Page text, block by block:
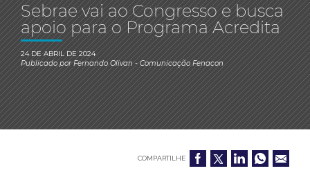
Sebrae vai ao Congresso e busca
apoio para o Programa Acredita
24 DE ABRIL DE 2024
Publicado porFernando Olivan- Comunicação Fenacon
COMPARTILHE